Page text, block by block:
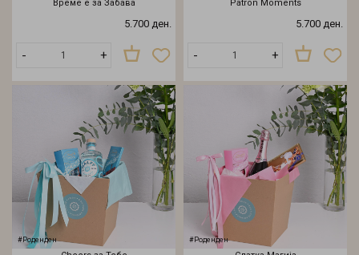
Време е за Забава
5.700 ден.
- +
Patron Moments
5.700 ден.
- +
#Роденден #Роденден